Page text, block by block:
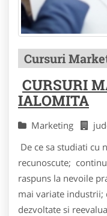
Cursuri
CURSURI
IALOMITA
Marketing
De ce sa studiati cu
recunoscute;
raspuns la nevoile
mai variate industrii;
dezvoltate si